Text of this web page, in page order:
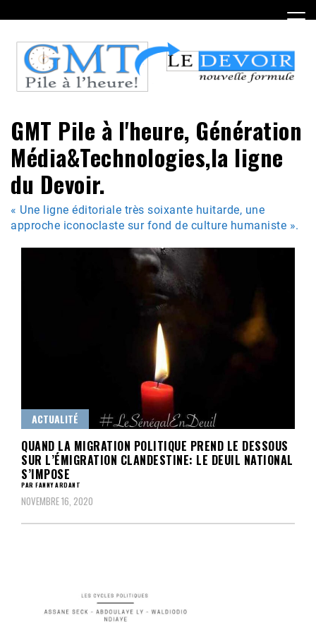
to
content
GMT Pile à l'heure, Génération
Média&Technologies,la ligne
du Devoir.
« Une ligne éditoriale très soixante huitarde, une
approche iconoclaste sur fond de culture humaniste ».
ACTUALITÉ
QUAND LA MIGRATION POLITIQUE PREND LE DESSOUS
SUR L’ÉMIGRATION CLANDESTINE: LE DEUIL NATIONAL
S’IMPOSE
PAR FANNY ARDANT
NOVEMBRE 16, 2020